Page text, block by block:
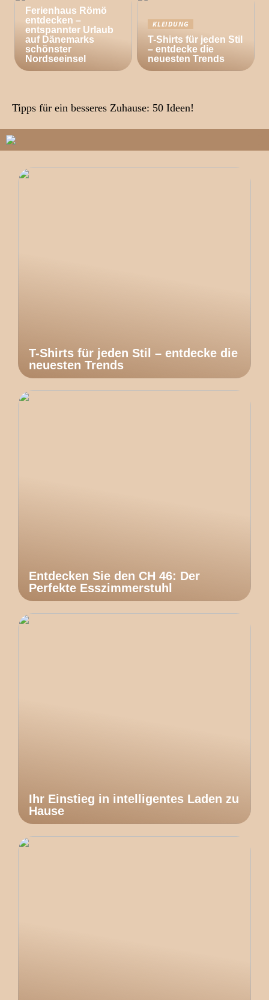
Ferienhaus Römö
entdecken –
entspannter Urlaub
auf Dänemarks
schönster
Nordseeinsel
KLEIDUNG
T-Shirts für jeden Stil
– entdecke die
neuesten Trends
Tipps für ein besseres Zuhause: 50 Ideen!
T-Shirts für jeden Stil – entdecke die
neuesten Trends
Entdecken Sie den CH 46: Der
Perfekte Esszimmerstuhl
Ihr Einstieg in intelligentes Laden zu
Hause